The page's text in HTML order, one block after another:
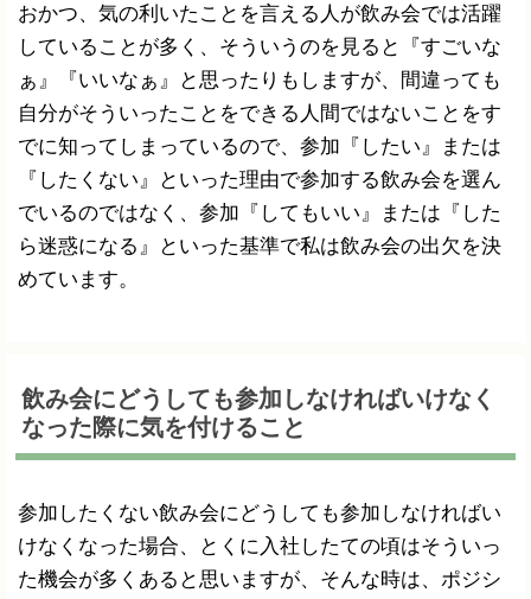
おかつ、気の利いたことを言える人が飲み会では活躍
していることが多く、そういうのを見ると『すごいな
ぁ』『いいなぁ』と思ったりもしますが、間違っても
自分がそういったことをできる人間ではないことをす
でに知ってしまっているので、参加『したい』または
『したくない』といった理由で参加する飲み会を選ん
でいるのではなく、参加『してもいい』または『した
ら迷惑になる』といった基準で私は飲み会の出欠を決
めています。
飲み会にどうしても参加しなければいけなく
なった際に気を付けること
参加したくない飲み会にどうしても参加しなければい
けなくなった場合、とくに入社したての頃はそういっ
た機会が多くあると思いますが、そんな時は、ポジシ